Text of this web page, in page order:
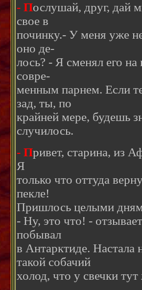
- Послушай, друг, дай
свое в
починку.- У меня уже
оно де-
лось? - Я сменял его
совре-
менным парнем. Если
зад, ты, по
крайней мере, будешь
случилось.
- Привет, старина, из
Я
только что оттуда
пекле!
Пришлось целыми
- Ну, это что! -
побывал
в Антарктиде. Настала
такой собачий
холод, что у свечки